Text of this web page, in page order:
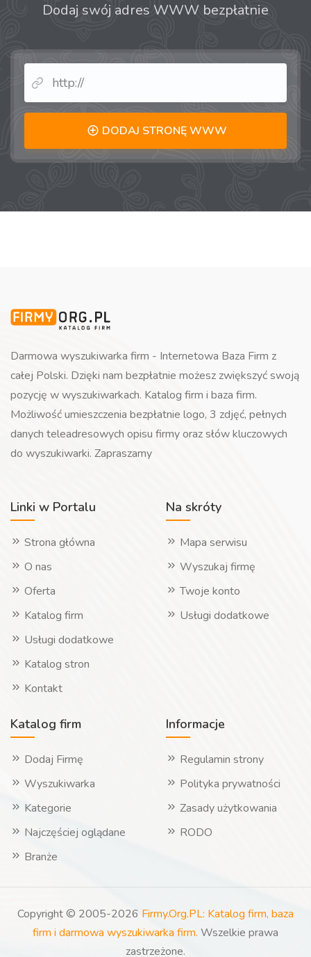
Dodaj swój adres WWW bezpłatnie
DODAJ STRONĘ WWW
Darmowa wyszukiwarka firm - Internetowa Baza Firm z
całej Polski. Dzięki nam bezpłatnie możesz zwiększyć swoją
pozycję w wyszukiwarkach. Katalog firm i baza firm.
Możliwość umieszczenia bezpłatnie logo, 3 zdjęć, pełnych
danych teleadresowych opisu firmy oraz słów kluczowych
do wyszukiwarki. Zapraszamy
Linki w Portalu
Strona główna
O nas
Oferta
Katalog firm
Usługi dodatkowe
Katalog stron
Kontakt
Na skróty
Mapa serwisu
Wyszukaj firmę
Twoje konto
Usługi dodatkowe
Katalog firm
Dodaj Firmę
Wyszukiwarka
Kategorie
Najczęściej oglądane
Branże
Informacje
Regulamin strony
Polityka prywatności
Zasady użytkowania
RODO
Copyright © 2005-2026 Firmy.Org.PL: Katalog firm, baza
firm i darmowa wyszukiwarka firm. Wszelkie prawa
zastrzeżone.